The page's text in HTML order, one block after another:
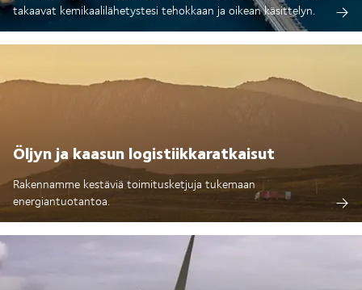
takaavat kemikaalilähetystesi tehokkaan ja oikean käsittelyn.
Öljyn ja kaasun logistiikkaratkaisut
Rakennamme kestäviä toimitusketjuja tukemaan
energiantuotantoa.